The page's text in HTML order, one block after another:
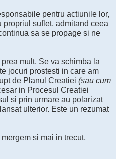
pentru actiunile lor,
suflet, admitand ceea
sa se propage si ne
mult. Se va schimba la
jocuri prostesti in care am
de Planul Creatiei (sau cum
in Procesul Creatiei
si prin urmare au polarizat
ulterior. Este un rezumat
si mai in trecut,